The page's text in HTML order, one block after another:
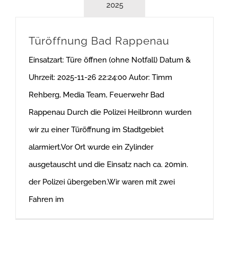
2025
Türöffnung Bad Rappenau
Einsatzart: Türe öffnen (ohne Notfall) Datum &
Uhrzeit: 2025-11-26 22:24:00 Autor: Timm
Rehberg, Media Team, Feuerwehr Bad
Rappenau Durch die Polizei Heilbronn wurden
wir zu einer Türöffnung im Stadtgebiet
alarmiert.Vor Ort wurde ein Zylinder
ausgetauscht und die Einsatz nach ca. 20min.
der Polizei übergeben.Wir waren mit zwei
Fahren im